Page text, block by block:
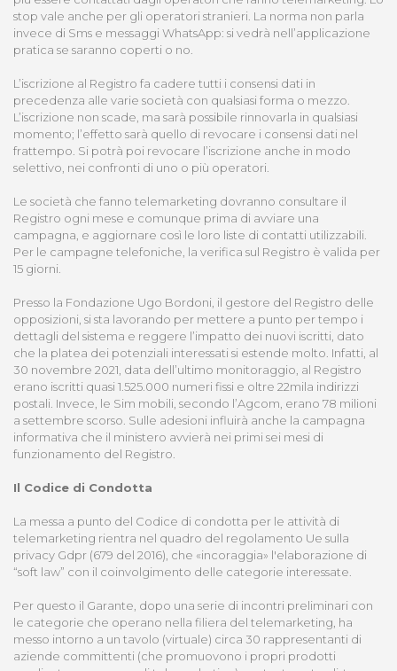
stop vale anche per gli operatori stranieri. La norma non parla
invece di Sms e messaggi WhatsApp: si vedrà nell’applicazione
pratica se saranno coperti o no.
L’iscrizione al Registro fa cadere tutti i consensi dati in
precedenza alle varie società con qualsiasi forma o mezzo.
L’iscrizione non scade, ma sarà possibile rinnovarla in qualsiasi
momento; l’effetto sarà quello di revocare i consensi dati nel
frattempo. Si potrà poi revocare l’iscrizione anche in modo
selettivo, nei confronti di uno o più operatori.
Le società che fanno telemarketing dovranno consultare il
Registro ogni mese e comunque prima di avviare una
campagna, e aggiornare così le loro liste di contatti utilizzabili.
Per le campagne telefoniche, la verifica sul Registro è valida per
15 giorni.
Presso la Fondazione Ugo Bordoni, il gestore del Registro delle
opposizioni, si sta lavorando per mettere a punto per tempo i
dettagli del sistema e reggere l’impatto dei nuovi iscritti, dato
che la platea dei potenziali interessati si estende molto. Infatti, al
30 novembre 2021, data dell’ultimo monitoraggio, al Registro
erano iscritti quasi 1.525.000 numeri fissi e oltre 22mila indirizzi
postali. Invece, le Sim mobili, secondo l’Agcom, erano 78 milioni
a settembre scorso. Sulle adesioni influirà anche la campagna
informativa che il ministero avvierà nei primi sei mesi di
funzionamento del Registro.
Il Codice di Condotta
La messa a punto del Codice di condotta per le attività di
telemarketing rientra nel quadro del regolamento Ue sulla
privacy Gdpr (679 del 2016), che «incoraggia» l'elaborazione di
“soft law” con il coinvolgimento delle categorie interessate.
Per questo il Garante, dopo una serie di incontri preliminari con
le categorie che operano nella filiera del telemarketing, ha
messo intorno a un tavolo (virtuale) circa 30 rappresentanti di
aziende committenti (che promuovono i propri prodotti